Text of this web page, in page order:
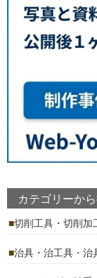
カテゴリーか
切削工具・切削加
治具・治工具・治